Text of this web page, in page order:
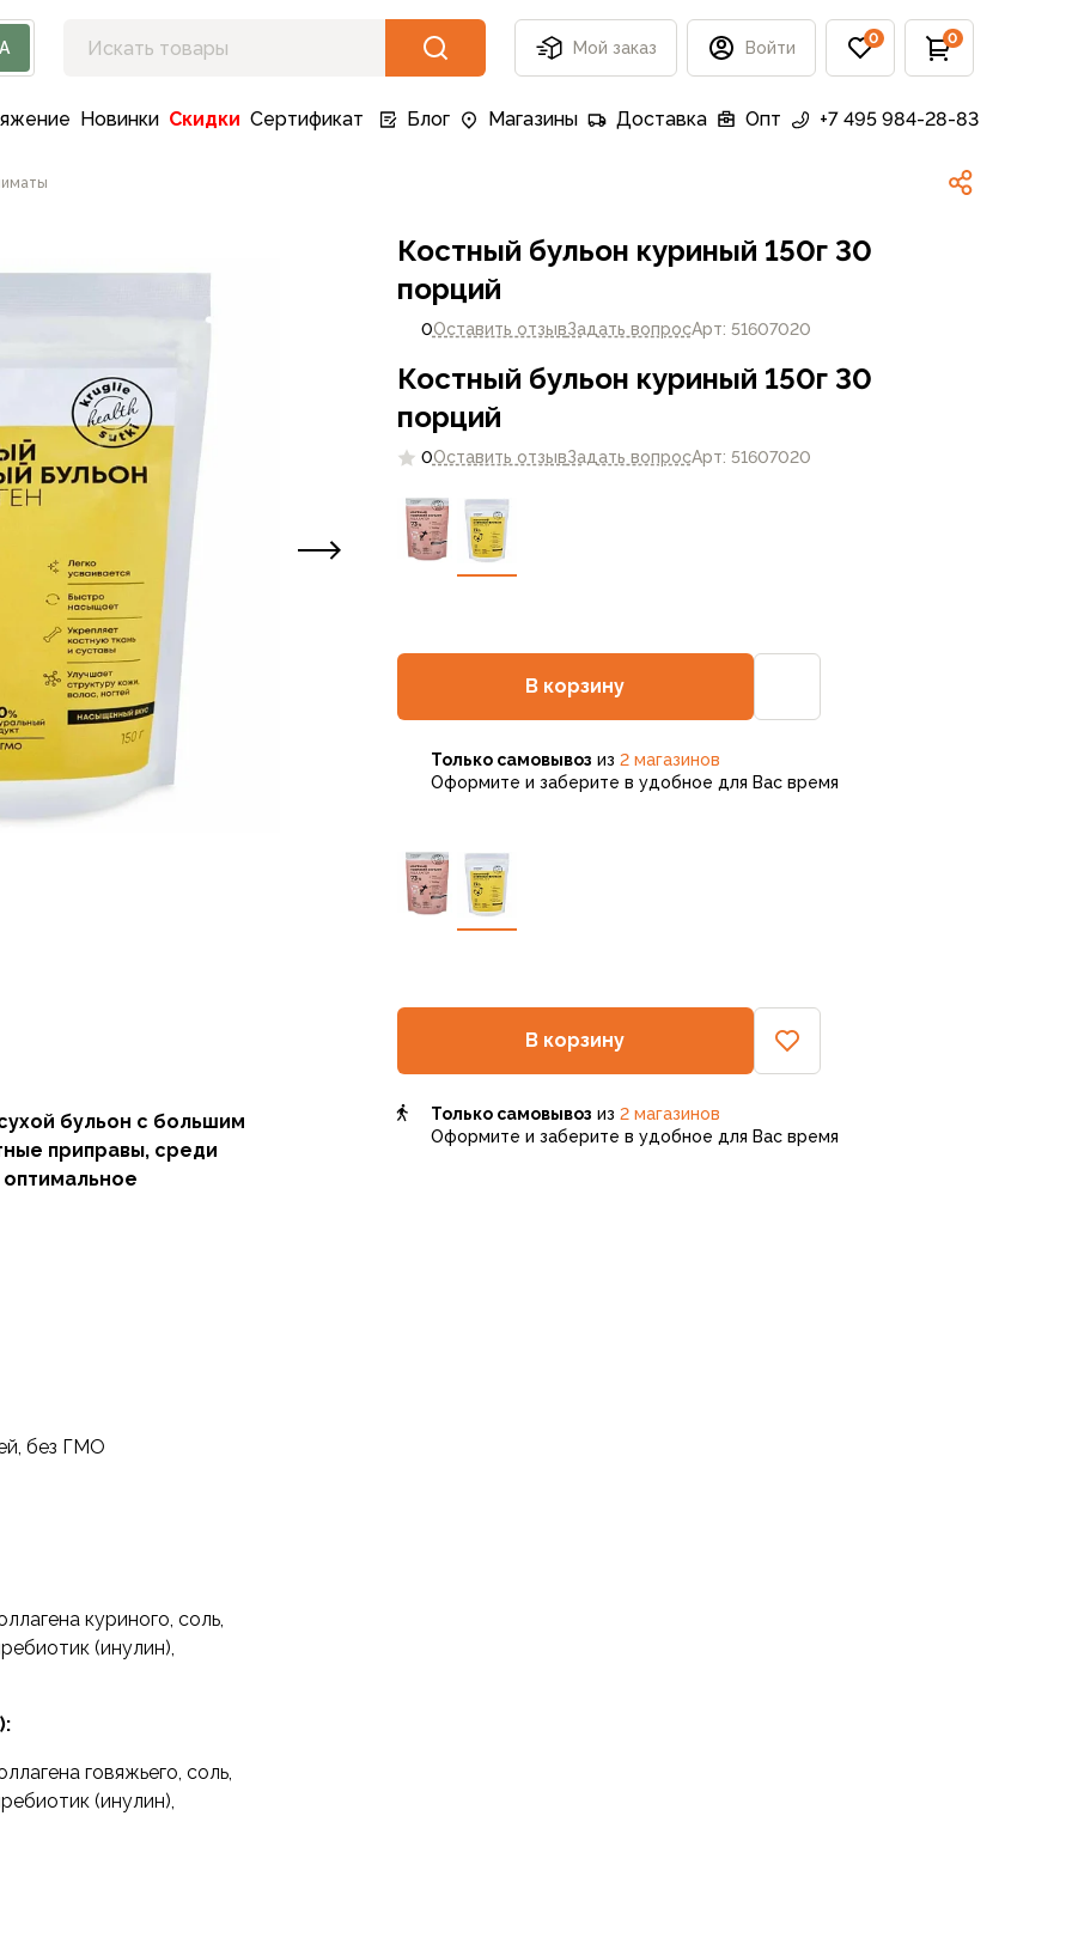
Мой заказ Войти 0 0
Новинки Скидки Сертификат Блог Магазины Доставка Опт +7 495 984-28-83
бульон с большим
приправы, среди
вкусом.
важных элементов для
бульон быстрого
2(II) типа, лучше
т.к. в составе более 20
белка, строительным
связок, хрящей,
калорий, что
чувству
диет, похудения.
суп может быть как
для других супов
бульон с
мясной бульон.
бульона, но и
без ГМО
куриного, соль,
(инулин),
говяжьего, соль,
(инулин),
Костный бульон куриный 150г 30
порций
В корзину
0Оставить отзывЗадать вопросАрт: 51607020
Только самовывоз из 2 магазинов
Оформите и заберите в удобное для Вас время
Костный бульон куриный 150г 30
порций
В корзину
0Оставить отзывЗадать вопросАрт: 51607020
Только самовывоз из 2 магазинов
Оформите и заберите в удобное для Вас время